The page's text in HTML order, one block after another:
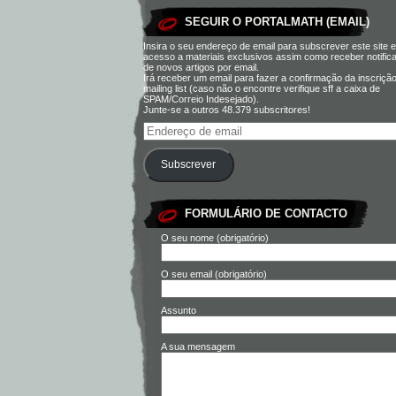
SEGUIR O PORTALMATH (EMAIL)
Insira o seu endereço de email para subscrever este site
acesso a materiais exclusivos assim como receber
de novos artigos por email.
Irá receber um email para fazer a confirmação da
mailing list (caso não o encontre verifique sff a caixa de
SPAM/Correio Indesejado).
Junte-se a outros 48.379 subscritores!
Subscrever
FORMULÁRIO DE CONTACTO
O seu nome (obrigatório)
O seu email (obrigatório)
Assunto
A sua mensagem